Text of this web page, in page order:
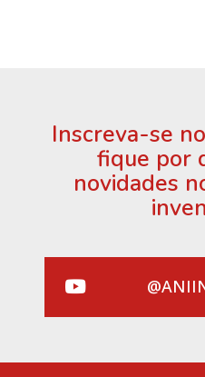
Inscreva-se
fique por
novidades